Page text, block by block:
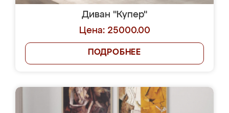
Диван "Купер"
Цена: 25000.00
ПОДРОБНЕЕ